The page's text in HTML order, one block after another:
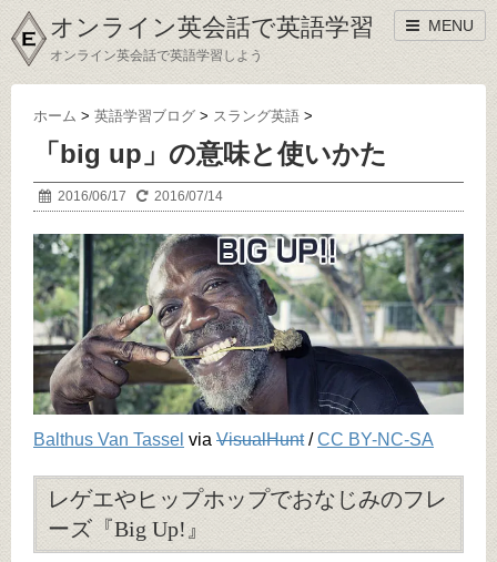
オンライン英会話で英語学習
オンライン英会話で英語学習しよう
MENU
ホーム > 英語学習ブログ > スラング英語 >
「big up」の意味と使いかた
2016/06/17 2016/07/14
Balthus Van Tassel via VisualHunt/CC BY-NC-SA
レゲエやヒップホップでおなじみのフレ
ーズ『Big Up!』